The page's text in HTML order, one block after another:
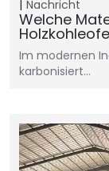
Nachricht
Welche
Im modernen
karbonisiert…